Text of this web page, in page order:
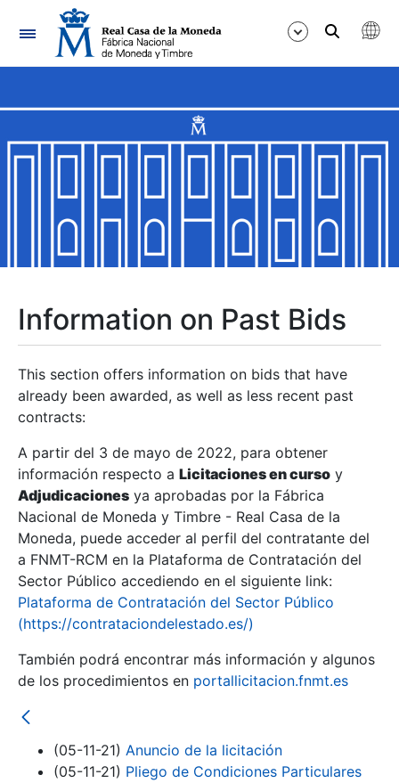
Navigation
Show/Hide
Show/Hide
Show/Hide
Show/Hide
Show/Hide
Show/Hide
Information on Past Bids
This section offers information on bids that have
already been awarded, as well as less recent past
contracts:
A partir del 3 de mayo de 2022, para obtener
información respecto a Licitaciones en curso y
Adjudicaciones ya aprobadas por la Fábrica
Nacional de Moneda y Timbre - Real Casa de la
Moneda, puede acceder al perfil del contratante del
a FNMT-RCM en la Plataforma de Contratación del
Sector Público accediendo en el siguiente link:
Plataforma de Contratación del Sector Público
(https://contrataciondelestado.es/)
También podrá encontrar más información y algunos
de los procedimientos en portallicitacion.fnmt.es
(05-11-21) Anuncio de la licitación
(05-11-21) Pliego de Condiciones Particulares